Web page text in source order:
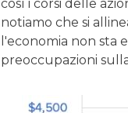
così i corsi delle
notiamo che si
l'economia non sta
preoccupazioni